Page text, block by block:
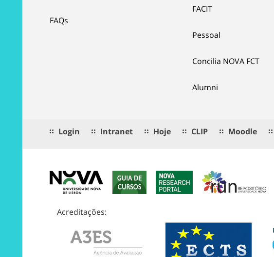
FAQs
FACIT
Pessoal
Concilia NOVA FCT
Alumni
Login Intranet Hoje CLIP Moodle
Acreditações: